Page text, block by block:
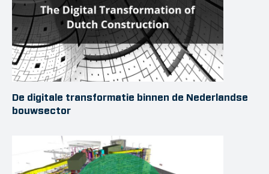
De digitale transformatie binnen de Nederlandse
bouwsector